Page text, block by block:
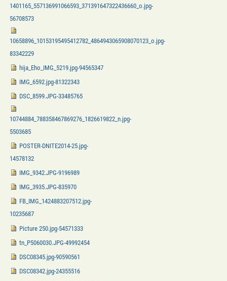
1401165_557136991066593_371391647322436660_o.jpg-
56708573
10658896_10153195495412782_4864943065908070123_o.jpg-
83342229
hija_Eho_IMG_5219.jpg-94565347
IMG_6592.jpg-81322343
DSC_8599.JPG-33485765
10744884_788358467869276_1826619822_n.jpg-
5503685
POSTER-DNITE2014-25.jpg-
14578132
IMG_9342.JPG-9196989
IMG_3935.JPG-835970
FB_IMG_1424883207512.jpg-
10235687
Picture 250.jpg-54571333
tn_P5060030.JPG-49992454
DSC08345.jpg-90590561
DSC08342.jpg-24355516